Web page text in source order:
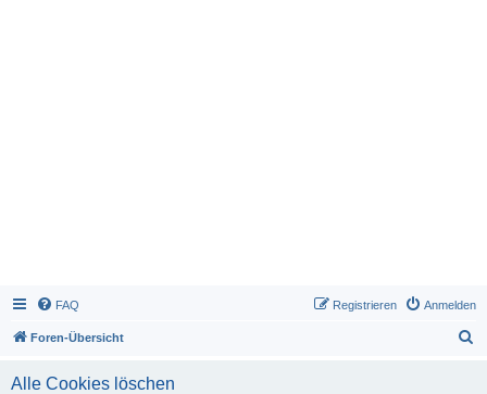
FAQ Anmelden
Registrieren
Foren-Übersicht
Alle Cookies löschen